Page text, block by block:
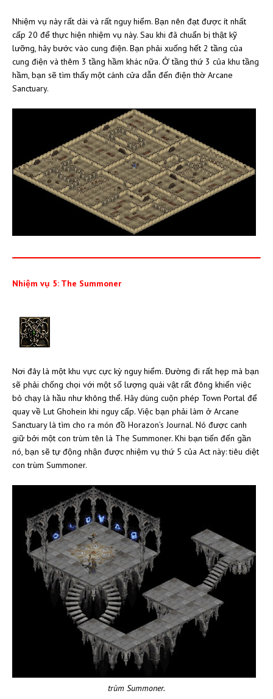
Nhiệm vụ này rất dài và rất nguy hiểm. Bạn nên đạt được ít nhất
cấp 20 để thực hiện nhiệm vụ này. Sau khi đã chuẩn bị thật kỹ
lưỡng, hãy bước vào cung điện. Bạn phải xuống hết 2 tầng của
cung điện và thêm 3 tầng hầm khác nữa. Ở tầng thứ 3 của khu tầng
hầm, bạn sẽ tìm thấy một cánh cửa dẫn đến điện thờ Arcane
Sanctuary.
Nhiệm vụ 5: The Summoner
Nơi đây là một khu vực cực kỳ nguy hiểm. Đường đi rất hẹp mà bạn
sẽ phải chống chọi với một số lượng quái vật rất đông khiến việc
bỏ chạy là hầu như không thể. Hãy dùng cuộn phép Town Portal để
quay về Lut Ghohein khi nguy cấp. Việc bạn phải làm ở Arcane
Sanctuary là tìm cho ra món đồ Horazon’s Journal. Nó được canh
giữ bởi một con trùm tên là The Summoner. Khi bạn tiến đến gần
nó, bạn sẽ tự động nhận được nhiệm vụ thứ 5 của Act này: tiêu diệt
con trùm Summoner.
trùm Summoner.